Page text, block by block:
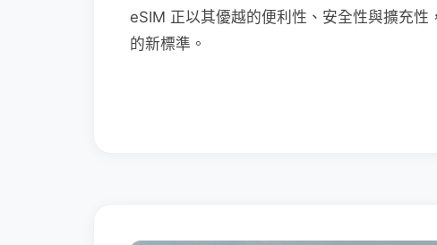
eSIM 正以其優越的便利性、安全性與擴充
的新標準。